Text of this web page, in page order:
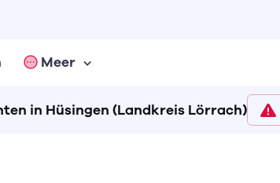
Meer
in Hüsingen (Landkreis Lörrach)